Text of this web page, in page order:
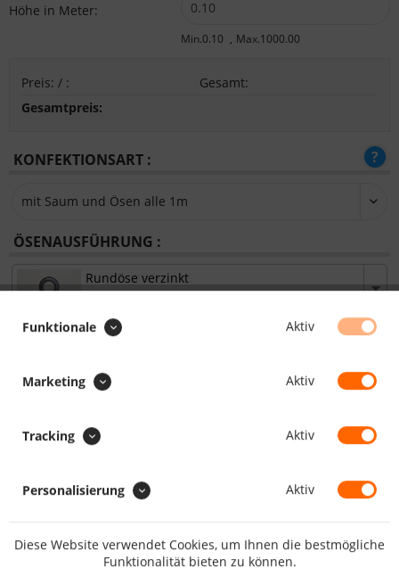
Höhe in Meter:
Min.0.10 Max.1000.00
Preis: / : Gesamt:
Gesamtpreis:
KONFEKTIONSART :
ÖSENAUSFÜHRUNG :
Rundöse verzinkt
SONDERAUSFÜHRUNG :
großes Fenster (ab 1,25m²)
Funktionale Aktiv
Marketing Aktiv
Tracking Aktiv
Personalisierung Aktiv
Diese Website verwendet Cookies, um Ihnen die bestmögliche
Funktionalität bieten zu können.